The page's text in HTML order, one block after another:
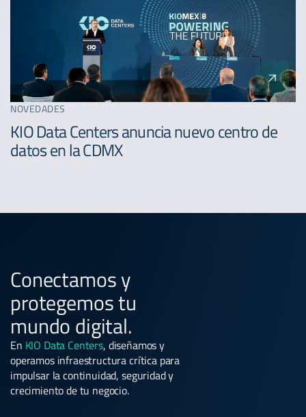
NOVEDADES
KIO Data Centers anuncia nuevo centro de
datos en la CDMX
Conectamos y
protegemos tu
mundo digital.
En KIO Data Centers, diseñamos y
operamos infraestructura crítica para
impulsar la continuidad, seguridad y
crecimiento de tu negocio.